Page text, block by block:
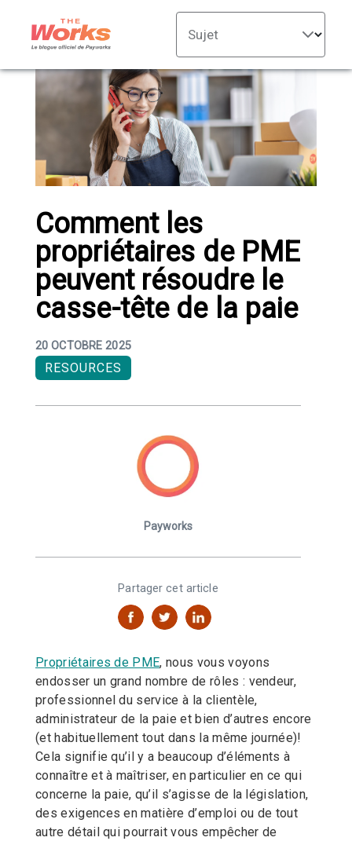
Sujet
Comment les
propriétaires de PME
peuvent résoudre le
casse-tête de la paie
20 OCTOBRE 2025
RESOURCES
Payworks
Partager cet article
Propriétaires de PME, nous vous voyons
endosser un grand nombre de rôles : vendeur,
professionnel du service à la clientèle,
administrateur de la paie et bien d’autres encore
(et habituellement tout dans la même journée)!
Cela signifie qu’il y a beaucoup d’éléments à
connaître et à maîtriser, en particulier en ce qui
concerne la paie, qu’il s’agisse de la législation,
des exigences en matière d’emploi ou de tout
autre détail qui pourrait vous empêcher de